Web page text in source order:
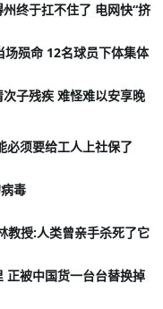
终于扛不住了 电网快“挤
殒命 12名球员下体集体
子残疾 难怪难以安享晚
必须要给工人上社保了
毒
教授:人类曾亲手杀死了它
正被中国货一台台替换掉